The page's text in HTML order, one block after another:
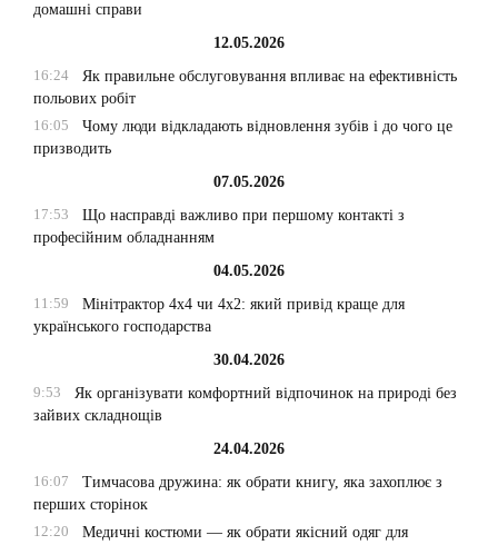
домашні справи
12.05.2026
16:24
Як правильне обслуговування впливає на ефективність
польових робіт
16:05
Чому люди відкладають відновлення зубів і до чого це
призводить
07.05.2026
17:53
Що насправді важливо при першому контакті з
професійним обладнанням
04.05.2026
11:59
Мінітрактор 4х4 чи 4х2: який привід краще для
українського господарства
30.04.2026
9:53
Як організувати комфортний відпочинок на природі без
зайвих складнощів
24.04.2026
16:07
Тимчасова дружина: як обрати книгу, яка захоплює з
перших сторінок
12:20
Медичні костюми — як обрати якісний одяг для